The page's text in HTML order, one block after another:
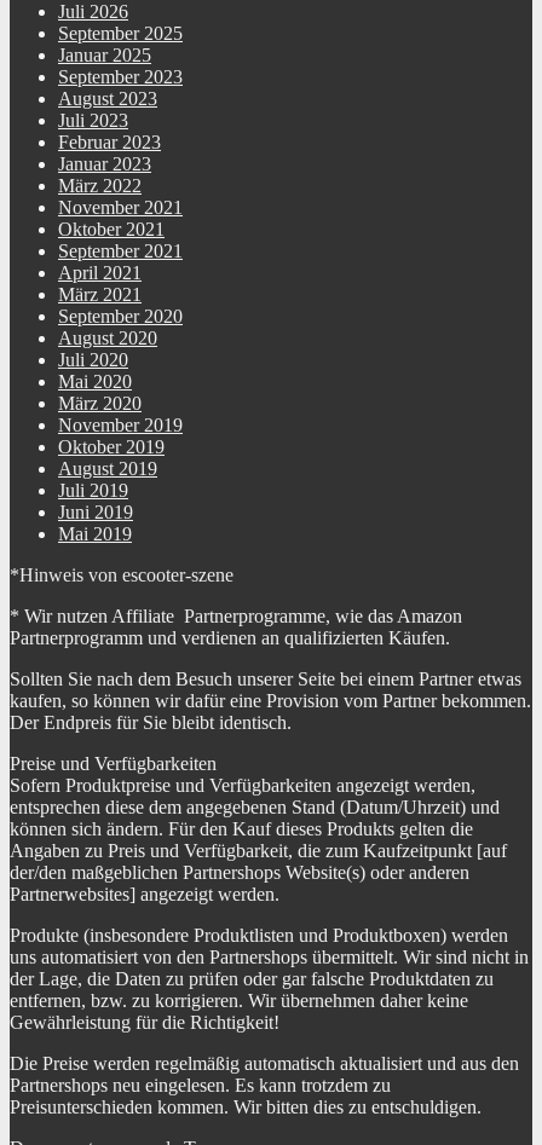
Juli 2026
September 2025
Januar 2025
September 2023
August 2023
Juli 2023
Februar 2023
Januar 2023
März 2022
November 2021
Oktober 2021
September 2021
April 2021
März 2021
September 2020
August 2020
Juli 2020
Mai 2020
März 2020
November 2019
Oktober 2019
August 2019
Juli 2019
Juni 2019
Mai 2019
*Hinweis von escooter-szene
* Wir nutzen Affiliate Partnerprogramme, wie das Amazon
Partnerprogramm und verdienen an qualifizierten Käufen.
Sollten Sie nach dem Besuch unserer Seite bei einem Partner etwas
kaufen, so können wir dafür eine Provision vom Partner bekommen.
Der Endpreis für Sie bleibt identisch.
Preise und Verfügbarkeiten
Sofern Produktpreise und Verfügbarkeiten angezeigt werden,
entsprechen diese dem angegebenen Stand (Datum/Uhrzeit) und
können sich ändern. Für den Kauf dieses Produkts gelten die
Angaben zu Preis und Verfügbarkeit, die zum Kaufzeitpunkt [auf
der/den maßgeblichen Partnershops Website(s) oder anderen
Partnerwebsites] angezeigt werden.
Produkte (insbesondere Produktlisten und Produktboxen) werden
uns automatisiert von den Partnershops übermittelt. Wir sind nicht in
der Lage, die Daten zu prüfen oder gar falsche Produktdaten zu
entfernen, bzw. zu korrigieren. Wir übernehmen daher keine
Gewährleistung für die Richtigkeit!
Die Preise werden regelmäßig automatisch aktualisiert und aus den
Partnershops neu eingelesen. Es kann trotzdem zu
Preisunterschieden kommen. Wir bitten dies zu entschuldigen.